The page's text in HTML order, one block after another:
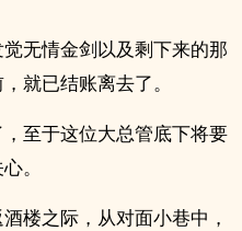
无情金剑以及剩下来的那
就已结账离去了。
至于这位大总管底下将要
。
楼之际，从对面小巷中，